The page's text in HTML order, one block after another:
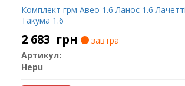
Комплект грм Авео 1.6 Ланос 1.6
Такума 1.6
2 683 грн
завтра
Артикул:
Hepu